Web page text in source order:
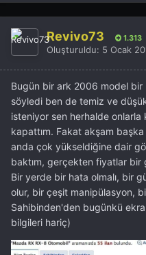
Revivo73 1.313
Oluşturuldu: 5 Ocak
Bugün bir ark 2006 model
söyledi ben de temiz ve
isteniyor sen herhalde onlarla
kapattım. Fakat akşam
anda çok yükseldiğine dair
baktım, gerçekten fiyatlar bir
Bir yerde bir hata olmalı, bir
olur, bir çeşit manipülasyon,
Sahibinden'den bugünkü
bilgileri hariç)